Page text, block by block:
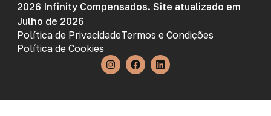
2026 Infinity Compensados. Site atualizado em
Julho de 2026
Política de PrivacidadeTermos e Condições
Política de Cookies